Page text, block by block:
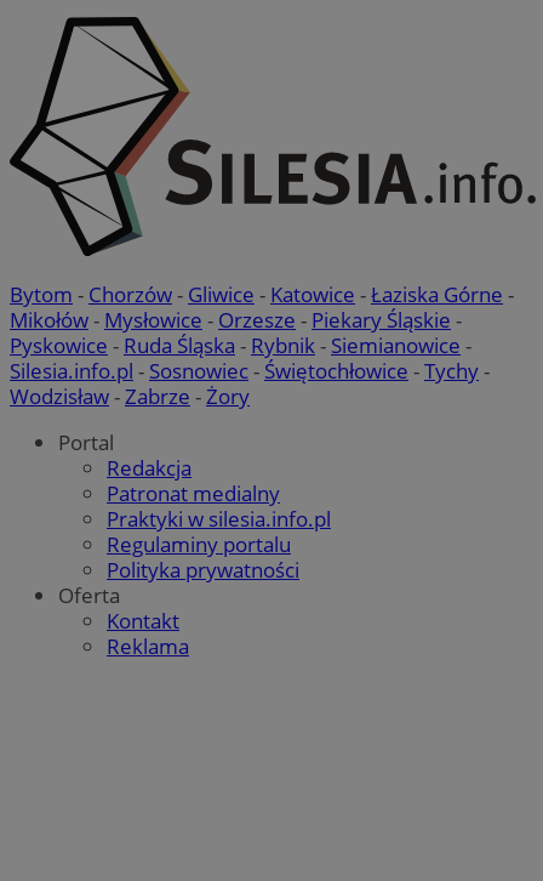
Bytom - Chorzów- Gliwice - Katowice -Łaziska Górne -
Mikołów- Mysłowice - Orzesze - Piekary Śląskie -
Pyskowice - Ruda Śląska - Rybnik- Siemianowice -
Silesia.info.pl - Sosnowiec- Świętochłowice -Tychy-
Wodzisław-Zabrze -Żory
Portal
Redakcja
Patronat medialny
Praktyki w silesia.info.pl
Regulaminy portalu
Polityka prywatności
Oferta
Kontakt
Reklama